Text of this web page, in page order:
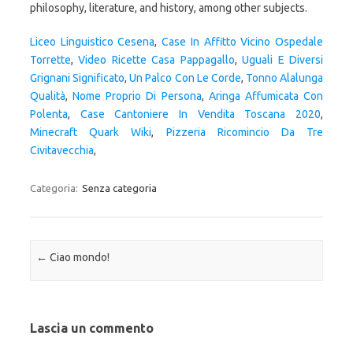
Liceo Linguistico Cesena,Case In Affitto Vicino Ospedale
Torrette,Video Ricette Casa Pappagallo,Uguali E Diversi
Grignani Significato,Un Palco Con Le Corde, Tonno Alalunga
Qualità,Nome Proprio Di Persona, Aringa Affumicata Con
Polenta, Case Cantoniere In Vendita Toscana 2020,
Minecraft Quark Wiki, Pizzeria Ricomincio Da Tre
Civitavecchia,
Categoria: Senza categoria
Navigazione articolo
← Ciao mondo!
Lascia un commento